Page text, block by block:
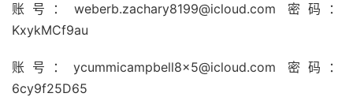
账号： weberb.zachary8199@icloud.com 密码：
KxykMCf9au
账号： ycummicampbell8x5@icloud.com 密码：
6cy9f25D65